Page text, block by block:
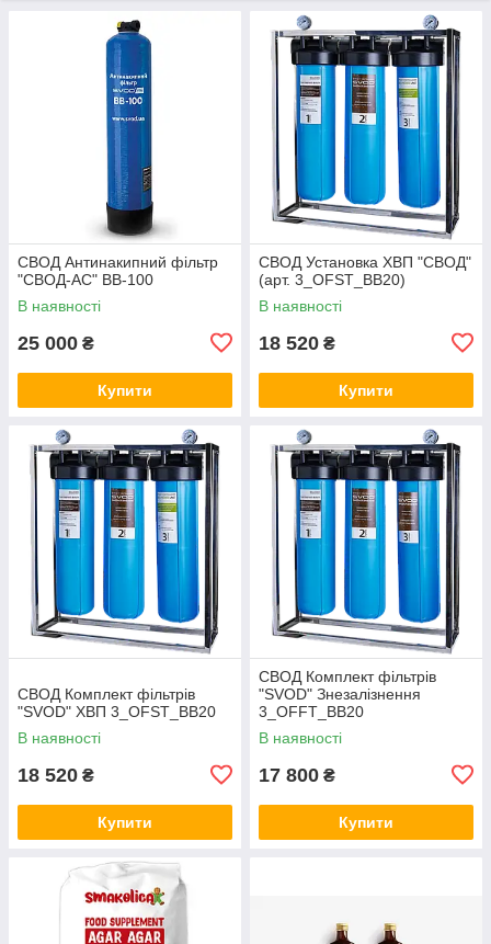
СВОД Антинакипний фільтр
"СВОД-АС" BB-100
В наявності
25 000 ₴
Купити
СВОД Установка ХВП "СВОД"
(арт. 3_OFST_BB20)
В наявності
18 520 ₴
Купити
СВОД Комплект фільтрів
"SVOD" ХВП 3_OFST_BB20
В наявності
18 520 ₴
Купити
СВОД Комплект фільтрів
"SVOD" Знезалізнення
3_OFFT_BB20
В наявності
17 800 ₴
Купити